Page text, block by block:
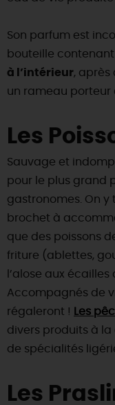
Son parfum est
bouteille contenant
à l’intérieur, après
un rameau porteur
Les
Sauvage et
pour le plus grand
gastronomes. On
brochet à
que des poissons
friture (ablettes,
l’alose aux écailles
Accompagnés de
régaleront ! Les
divers produits à
de spécialités
Les